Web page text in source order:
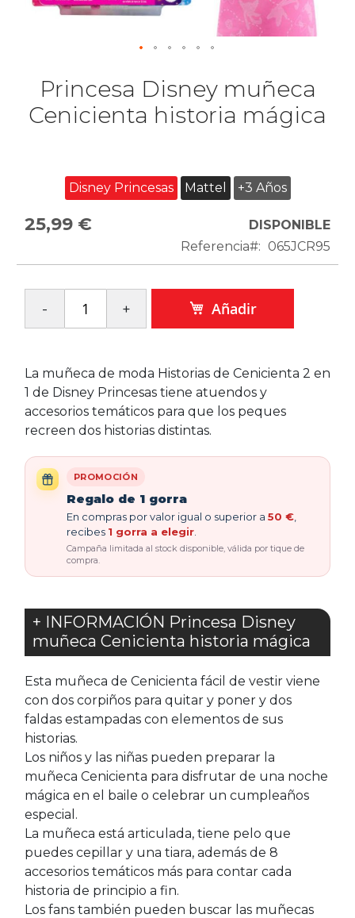
Princesa Disney muñeca
Cenicienta historia mágica
Disney Princesas Mattel +3 Años
25,99 €
DISPONIBLE
Referencia
065JCR95
Añadir
La muñeca de moda Historias de Cenicienta 2 en
1 de Disney Princesas tiene atuendos y
accesorios temáticos para que los peques
recreen dos historias distintas.
PROMOCIÓN
Regalo de 1 gorra
En compras por valor igual o superior a 50 €
recibes 1 gorra a elegir
Campaña limitada al stock disponible, válida por tique de
compra.
+ INFORMACIÓN Princesa Disney
muñeca Cenicienta historia mágica
Esta muñeca de Cenicienta fácil de vestir viene
con dos corpiños para quitar y poner y dos
faldas estampadas con elementos de sus
historias.
Los niños y las niñas pueden preparar la
muñeca Cenicienta para disfrutar de una noche
mágica en el baile o celebrar un cumpleaños
especial.
La muñeca está articulada, tiene pelo que
puedes cepillar y una tiara, además de 8
accesorios temáticos más para contar cada
historia de principio a fin.
Los fans también pueden buscar las muñecas